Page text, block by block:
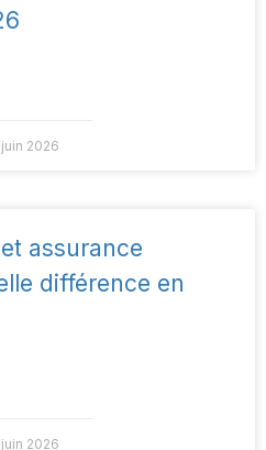
2026
assurance
différence en
2026